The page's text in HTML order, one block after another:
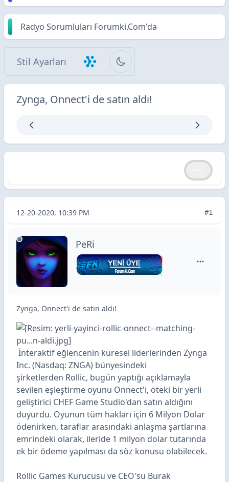
Radyo Sorumluları Forumki.Com'da
Stil Ayarları
Zynga, Onnect'i de satın aldı!
12-20-2020, 10:39 PM #1
PeRi
Zynga, Onnect'i de satın aldı!
İnteraktif eğlencenin küresel liderlerinden Zynga
Inc. (Nasdaq: ZNGA) bünyesindeki
şirketlerden Rollic, bugün yaptığı açıklamayla
sevilen eşleştirme oyunu Onnect'i, öteki bir yerli
geliştirici CHEF Game Studio'dan satın aldığını
duyurdu. Oyunun tüm hakları için 6 Milyon Dolar
ödenirken, taraflar arasındaki anlaşma şartlarına
emrindeki olarak, ileride 1 milyon dolar tutarında
ek bir ödeme yapılması da söz konusu olabilecek.
Rollic Games Kurucusu ve CEO'su Burak